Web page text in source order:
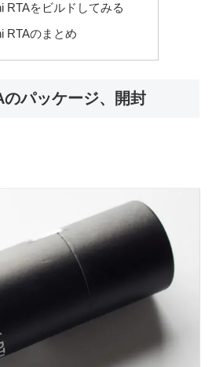
RTAをビルドしてみる
RTAのまとめ
パッケージ、開封